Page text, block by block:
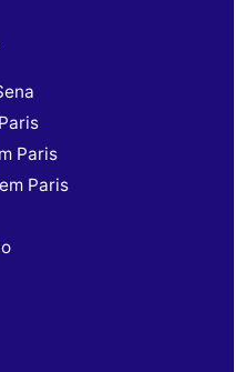
Paris
Paris